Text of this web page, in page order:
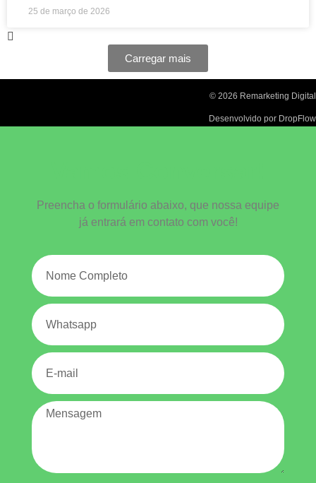
25 de março de 2026
Carregar mais
© 2026 Remarketing Digital
Desenvolvido por DropFlow
Preencha o formulário abaixo, que nossa equipe
já entrará em contato com você!